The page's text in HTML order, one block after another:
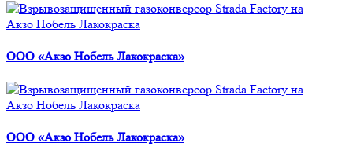
ООО «Акзо Нобель Лакокраска»
ООО «Акзо Нобель Лакокраска»